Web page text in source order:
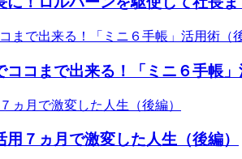
ココまで出来る！「ミニ６手帳」
７ヵ月で激変した人生（後編）